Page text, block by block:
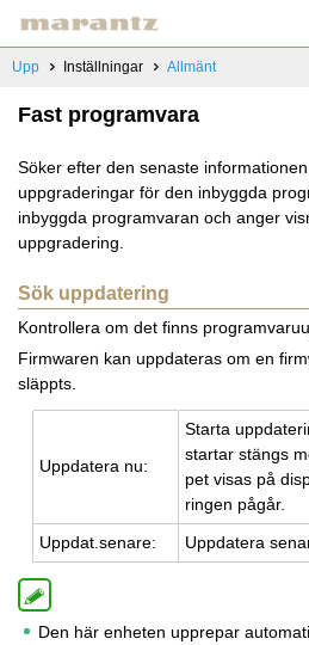
Upp Inställningar Allmänt
Fast programvara
Söker efter den senaste
uppgraderingar för den inbyggda
inbyggda programvaran och anger
uppgradering.
Sök uppdatering
Kontrollera om det finns
Firmwaren kan uppdateras om en
släppts.
Upp­da­te­ra nu:
Star­ta
star­tar stängs
pet visas på
ring­en pågår.
Upp­dat.se­na­re:
Upp­da­te­ra
Den här enheten upprepar